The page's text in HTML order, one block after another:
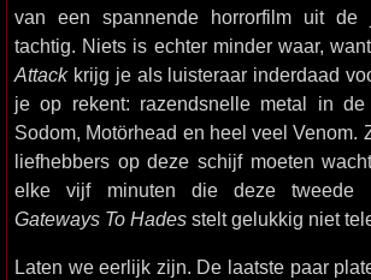
van een spannende horrorfilm uit de
tachtig. Niets is echter minder waar,
Attackkrijg je als luisteraar inderdaad
je op rekent: razendsnelle metal in
Sodom, Motörhead en heel veel Venom.
liefhebbers op deze schijf moeten
elke vijf minuten die deze tweede
Gateways To Hades stelt gelukkig niet
Laten we eerlijk zijn. De laatste paar